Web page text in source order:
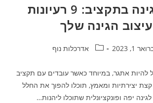
שנה את הגינה בתקציב: 9 רעיונות
הגינה שלך
1, 2023 אדרכלות נוף
להיות אתגר, במיוחד כאשר עובדים עם תקציב
יצירתיות ומאמץ, תוכלו להפוך את החלל
יפה ופונקציונלית שתוכלו ליהנות…